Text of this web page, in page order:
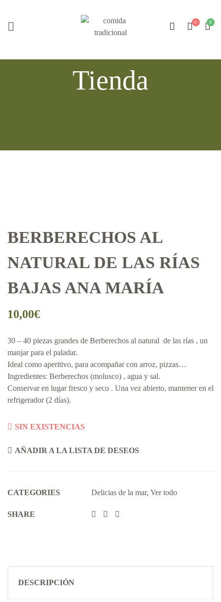
Tienda
BERBERECHOS AL
NATURAL DE LAS RÍAS
BAJAS ANA MARÍA
10,00€
30 – 40 piezas grandes de Berberechos al natural de las rías , un
manjar para el paladar.
Ideal como aperitivo, para acompañar con arroz, pizzas…
Ingredientes: Berberechos (molusco) , agua y sal.
Conservar en lugar fresco y seco . Una vez abierto, mantener en el
refrigerador (2 días).
SIN EXISTENCIAS
AÑADIR A LA LISTA DE DESEOS
CATEGORIES Delicias de la mar, Ver todo
SHARE
DESCRIPCIÓN